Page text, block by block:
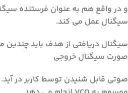
و در واقع هم به عنوان فرستنده
سیگنال عمل می کند.
سیگنال دریافتی از هدف باید
صورت سیگنال خروجی
صوتی قابل شنیدن توسط کاربر در آید.